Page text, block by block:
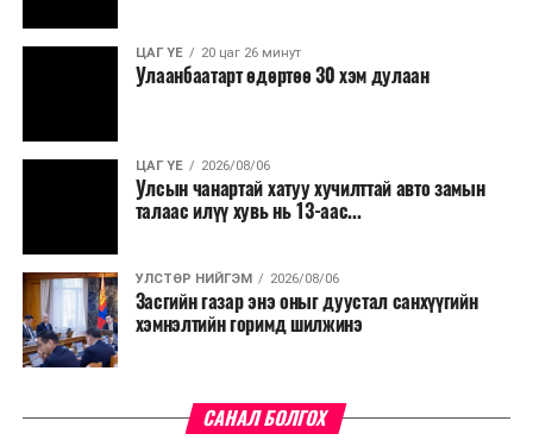
ЦАГ ҮЕ 20 цаг 26 минут
Улаанбаатарт өдөртөө 30 хэм дулаан
ЦАГ ҮЕ 2026/08/06
Улсын чанартай хатуу хучилттай авто замын
талаас илүү хувь нь 13-аас...
УЛСТӨР НИЙГЭМ 2026/08/06
Засгийн газар энэ оныг дуустал санхүүгийн
хэмнэлтийн горимд шилжинэ
САНАЛ БОЛГОХ